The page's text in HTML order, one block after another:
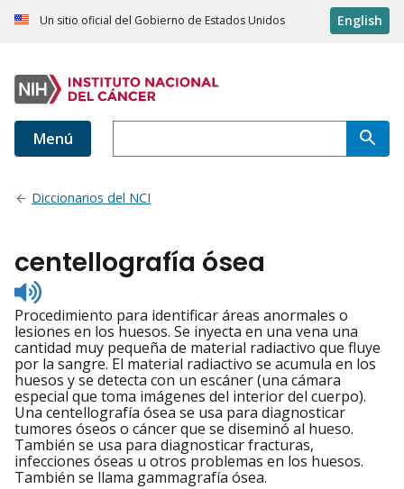
Un sitio oficial del Gobierno de Estados Unidos English
Menú
Diccionarios del NCI
centellografía ósea
Listen
to
pronunciation
Procedimiento para identificar áreas anormales o
lesiones en los huesos. Se inyecta en una vena una
cantidad muy pequeña de material radiactivo que fluye
por la sangre. El material radiactivo se acumula en los
huesos y se detecta con un escáner (una cámara
especial que toma imágenes del interior del cuerpo).
Una centellografía ósea se usa para diagnosticar
tumores óseos o cáncer que se diseminó al hueso.
También se usa para diagnosticar fracturas,
infecciones óseas u otros problemas en los huesos.
También se llama gammagrafía ósea.